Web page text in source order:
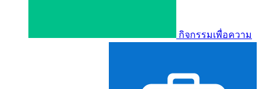
กิจกรรมเพื่อความ